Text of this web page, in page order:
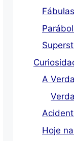
Fábulas
A
Hoje